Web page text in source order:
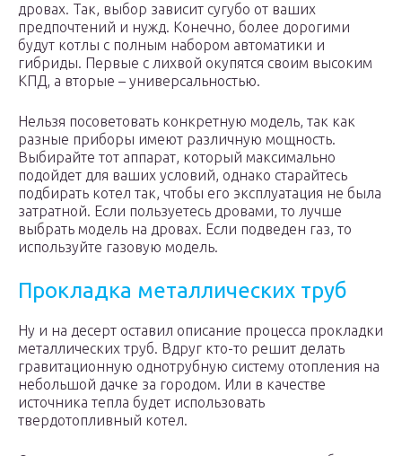
дровах. Так, выбор зависит сугубо от ваших
предпочтений и нужд. Конечно, более дорогими
будут котлы с полным набором автоматики и
гибриды. Первые с лихвой окупятся своим высоким
КПД, а вторые – универсальностью.
Нельзя посоветовать конкретную модель, так как
разные приборы имеют различную мощность.
Выбирайте тот аппарат, который максимально
подойдет для ваших условий, однако старайтесь
подбирать котел так, чтобы его эксплуатация не была
затратной. Если пользуетесь дровами, то лучше
выбрать модель на дровах. Если подведен газ, то
используйте газовую модель.
Прокладка металлических труб
Ну и на десерт оставил описание процесса прокладки
металлических труб. Вдруг кто-то решит делать
гравитационную однотрубную систему отопления на
небольшой дачке за городом. Или в качестве
источника тепла будет использовать
твердотопливный котел.